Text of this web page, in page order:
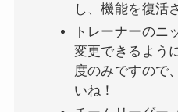
し、機能を復活
トレーナーのニ
変更できるよう
度のみですので
いね！